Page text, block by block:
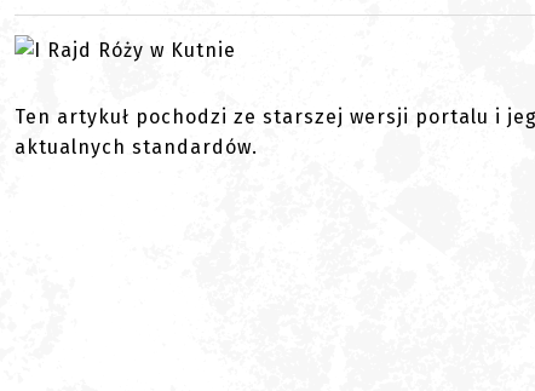
Ten artykuł pochodzi ze starszej wersji portalu i
aktualnych standardów.